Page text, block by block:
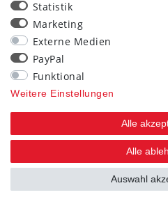
Impressum
Daten­schutz­erklärung
AGB
Widerrufs­recht
STAY CONNECTED
Statistik
Marketing
Externe Medien
PayPal
Funktional
Weitere Einstellungen
Alle
Alle
Auswahl